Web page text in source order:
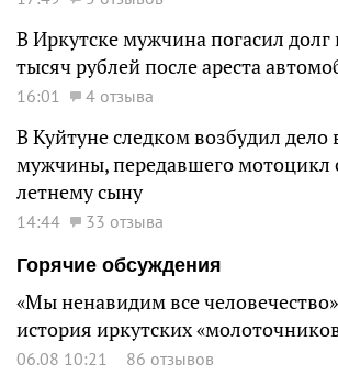
В Иркутске мужчина погасил долг
тысяч рублей после ареста
16:01 4 отзыва
В Куйтуне следком возбудил
мужчины, передавшего мотоцикл
летнему сыну
14:44
33 отзыва
Горячие обсуждения
«Мы ненавидим все
история иркутских
06.08 10:21 86 отзывов